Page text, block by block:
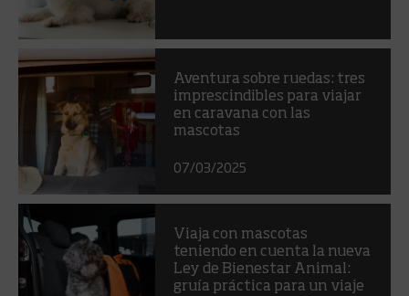
Aventura sobre ruedas: tres
imprescindibles para viajar
en caravana con las
mascotas
07/03/2025
Viaja con mascotas
teniendo en cuenta la nueva
Ley de Bienestar Animal:
gruía práctica para un viaje